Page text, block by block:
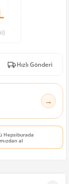
Hızlı Gönderi
→
Hepsiburada
al